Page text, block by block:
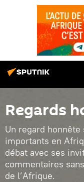
Regards
Un regard
importants en
débat avec ses
commentaires
de l’Afrique.